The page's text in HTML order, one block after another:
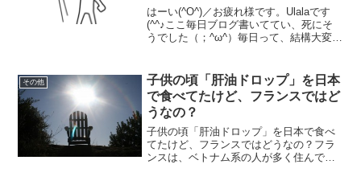
はーい(^O^)／お疲れ様です。Ulalaです
(^^♪ここ毎日ブログ書いててい、死にそ
うでした（；^ω^）毎日って、結構大変な
も毎日ブログ書くぞー！ブログ書きたい
な...
その他
子供の頃「肝油ドロップ」を日本
で食べてたけど、フランスではど
うなの？
子供の頃「肝油ドロップ」を日本で食べ
てたけど、フランスではどうなの？フラ
ンスは、ベトナム系の人が多く住んでい